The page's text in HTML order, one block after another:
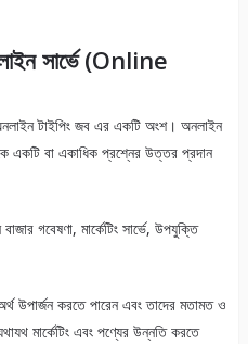
সার্ভে (Online
টাইপিং জব এর একটি অংশ। অনলাইন
একটি বা একাধিক প্রশ্নের উত্তর প্রদান
গবেষণা, মার্কেটিং সার্ভে, উপযুক্তি
উপার্জন করতে পারেন এবং তাদের মতামত ও
মার্কেটিং এবং পণ্যের উন্নতি করতে